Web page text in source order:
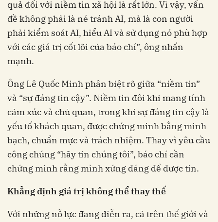
quả đối với niềm tin xã hội là rất lớn. Vì vậy, vấn
đề không phải là né tránh AI, mà là con người
phải kiểm soát AI, hiểu AI và sử dụng nó phù hợp
với các giá trị cốt lõi của báo chí”, ông nhấn
mạnh.
Ông Lê Quốc Minh phân biệt rõ giữa “niềm tin”
và “sự đáng tin cậy”. Niềm tin đôi khi mang tính
cảm xúc và chủ quan, trong khi sự đáng tin cậy là
yếu tố khách quan, được chứng minh bằng minh
bạch, chuẩn mực và trách nhiệm. Thay vì yêu cầu
công chúng “hãy tin chúng tôi”, báo chí cần
chứng minh rằng mình xứng đáng để được tin.
Khẳng định giá trị không thể thay thế
Với những nỗ lực đang diễn ra, cả trên thế giới và